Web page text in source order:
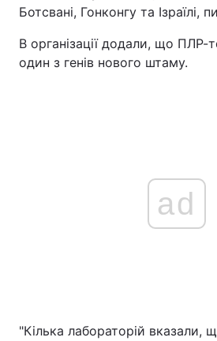
Ботсвані, Гонконгу та Ізраїлі,
В організації додали, що ПЛР-
один з генів нового штаму.
ad
"Кілька лабораторій вказали,